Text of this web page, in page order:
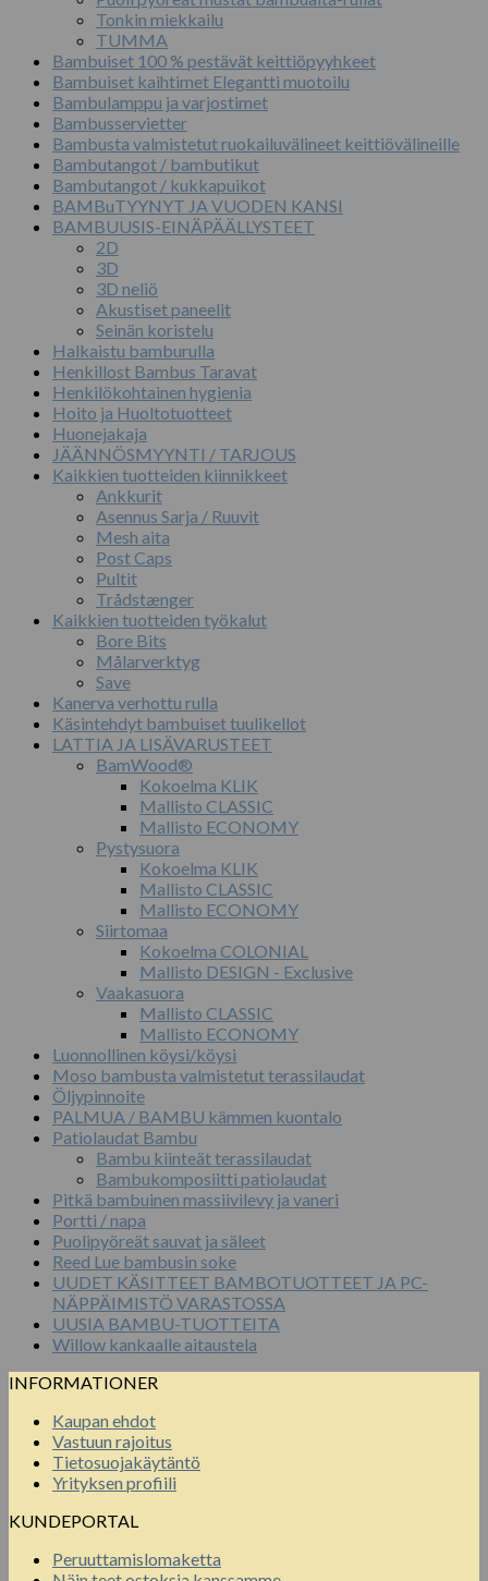
Tonkin miekkailu
TUMMA
Bambuiset 100 % pestävät keittiöpyyhkeet
Bambuiset kaihtimet Elegantti muotoilu
Bambulamppu ja varjostimet
Bambusservietter
Bambusta valmistetut ruokailuvälineet keittiövälineille
Bambutangot / bambutikut
Bambutangot / kukkapuikot
BAMBuTYYNYT JA VUODEN KANSI
BAMBUUSIS-EINÄPÄÄLLYSTEET
2D
3D
3D neliö
Akustiset paneelit
Seinän koristelu
Halkaistu bamburulla
Henkillost Bambus Taravat
Henkilökohtainen hygienia
Hoito ja Huoltotuotteet
Huonejakaja
JÄÄNNÖSMYYNTI / TARJOUS
Kaikkien tuotteiden kiinnikkeet
Ankkurit
Asennus Sarja / Ruuvit
Mesh aita
Post Caps
Pultit
Trådstænger
Kaikkien tuotteiden työkalut
Bore Bits
Målarverktyg
Save
Kanerva verhottu rulla
Käsintehdyt bambuiset tuulikellot
LATTIA JA LISÄVARUSTEET
BamWood®
Kokoelma KLIK
Mallisto CLASSIC
Mallisto ECONOMY
Pystysuora
Kokoelma KLIK
Mallisto CLASSIC
Mallisto ECONOMY
Siirtomaa
Kokoelma COLONIAL
Mallisto DESIGN - Exclusive
Vaakasuora
Mallisto CLASSIC
Mallisto ECONOMY
Luonnollinen köysi/köysi
Moso bambusta valmistetut terassilaudat
Öljypinnoite
PALMUA / BAMBU kämmen kuontalo
Patiolaudat Bambu
Bambu kiinteät terassilaudat
Bambukomposiitti patiolaudat
Pitkä bambuinen massiivilevy ja vaneri
Portti / napa
Puolipyöreät sauvat ja säleet
Reed Lue bambusin soke
UUDET KÄSITTEET BAMBOTUOTTEET JA PC-
NÄPPÄIMISTÖ VARASTOSSA
UUSIA BAMBU-TUOTTEITA
Willow kankaalle aitaustela
INFORMATIONER
Kaupan ehdot
Vastuun rajoitus
Tietosuojakäytäntö
Yrityksen profiili
KUNDEPORTAL
Peruuttamislomaketta